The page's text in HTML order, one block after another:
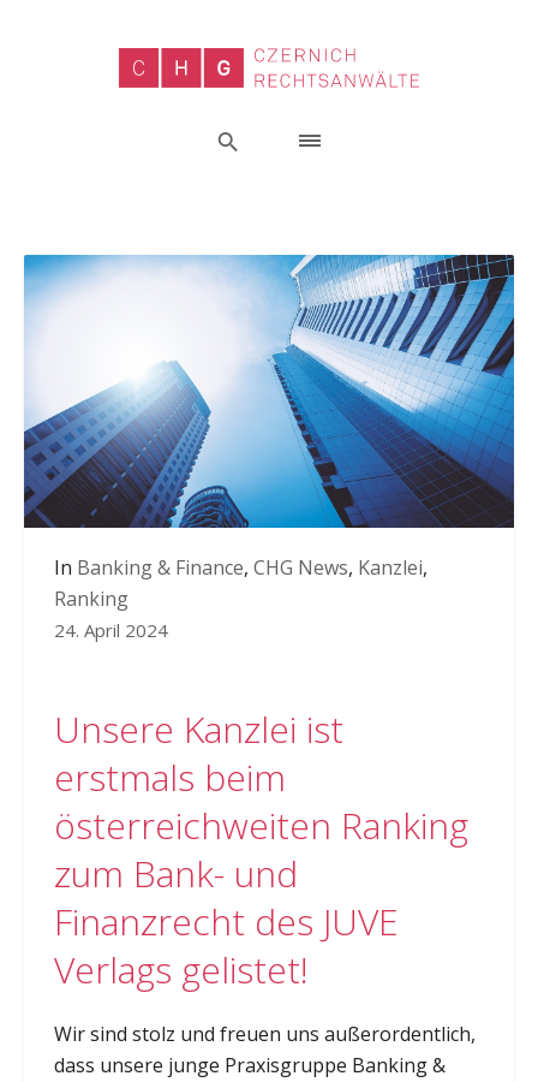
In Banking & Finance, CHG News, Kanzlei,
Ranking
24. April 2024
Unsere Kanzlei ist
erstmals beim
österreichweiten Ranking
zum Bank- und
Finanzrecht des JUVE
Verlags gelistet!
Wir sind stolz und freuen uns außerordentlich,
dass unsere junge Praxisgruppe Banking &